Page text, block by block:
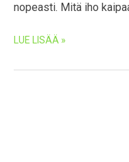
nopeasti. Mitä iho
LUE LISÄÄ »